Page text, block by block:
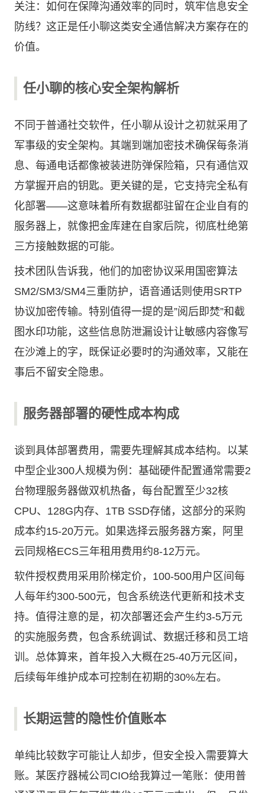
关注：如何在保障沟通效率的同时，筑牢信息安全
防线？这正是任小聊这类安全通信解决方案存在的
价值。
任小聊的核心安全架构解析
不同于普通社交软件，任小聊从设计之初就采用了
军事级的安全架构。其端到端加密技术确保每条消
息、每通电话都像被装进防弹保险箱，只有通信双
方掌握开启的钥匙。更关键的是，它支持完全私有
化部署——这意味着所有数据都驻留在企业自有的
服务器上，就像把金库建在自家后院，彻底杜绝第
三方接触数据的可能。
技术团队告诉我，他们的加密协议采用国密算法
SM2/SM3/SM4三重防护，语音通话则使用SRTP
协议加密传输。特别值得一提的是”阅后即焚”和截
图水印功能，这些信息防泄漏设计让敏感内容像写
在沙滩上的字，既保证必要时的沟通效率，又能在
事后不留安全隐患。
服务器部署的硬性成本构成
谈到具体部署费用，需要先理解其成本结构。以某
中型企业300人规模为例：基础硬件配置通常需要2
台物理服务器做双机热备，每台配置至少32核
CPU、128G内存、1TB SSD存储，这部分的采购
成本约15-20万元。如果选择云服务器方案，阿里
云同规格ECS三年租用费用约8-12万元。
软件授权费用采用阶梯定价，100-500用户区间每
人每年约300-500元，包含系统迭代更新和技术支
持。值得注意的是，初次部署还会产生约3-5万元
的实施服务费，包含系统调试、数据迁移和员工培
训。总体算来，首年投入大概在25-40万元区间，
后续每年维护成本可控制在初期的30%左右。
长期运营的隐性价值账本
单纯比较数字可能让人却步，但安全投入需要算大
账。某医疗器械公司CIO给我算过一笔账：使用普